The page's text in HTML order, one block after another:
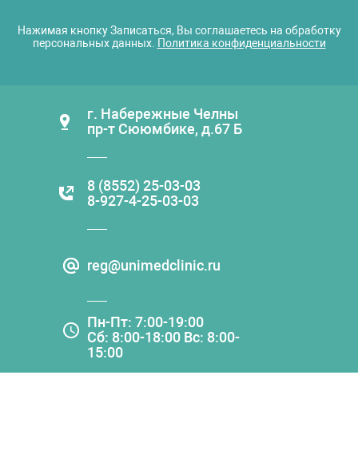
Нажимая кнопку Записаться, Вы соглашаетесь на обработку
персональных данных. Политика конфиденциальности
г. Набережные Челны
пр-т Сююмбике, д.67 Б
8 (8552) 25-03-03
8-927-4-25-03-03
reg@unimedclinic.ru
Пн-Пт: 7:00-19:00
Сб: 8:00-18:00 Вс: 8:00-
15:00